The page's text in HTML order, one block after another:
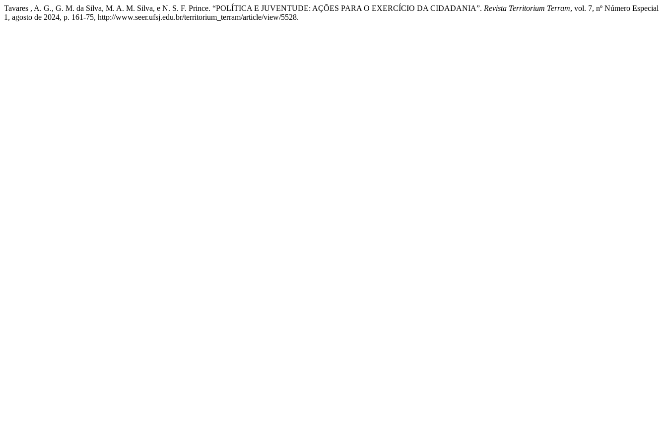
Tavares , A. G., G. M. da Silva, M. A. M. Silva, e N. S. F. Prince. “POLÍTICA E JUVENTUDE: AÇÕES PARA O EXERCÍCIO DA CIDADANIA”. Revista Territorium Terram, vol. 7, nº Número Especial
1, agosto de 2024, p. 161-75, http://www.seer.ufsj.edu.br/territorium_terram/article/view/5528.